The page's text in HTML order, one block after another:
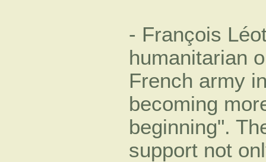
- François
humanitarian
French army
becoming
beginning".
support not